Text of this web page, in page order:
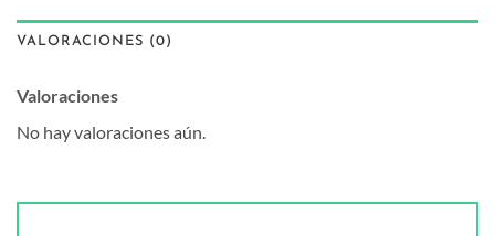
VALORACIONES (0)
Valoraciones
No hay valoraciones aún.